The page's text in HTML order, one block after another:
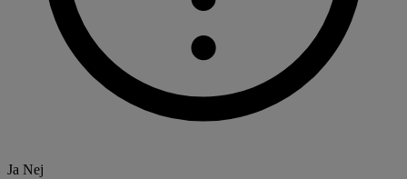
Ja Nej